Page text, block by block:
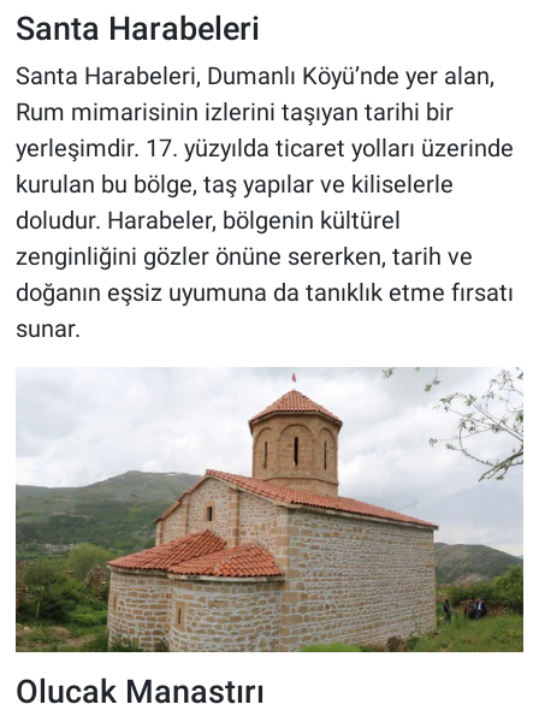
Santa Harabeleri
Santa Harabeleri, Dumanlı Köyü’nde yer alan,
Rum mimarisinin izlerini taşıyan tarihi bir
yerleşimdir. 17. yüzyılda ticaret yolları üzerinde
kurulan bu bölge, taş yapılar ve kiliselerle
doludur. Harabeler, bölgenin kültürel
zenginliğini gözler önüne sererken, tarih ve
doğanın eşsiz uyumuna da tanıklık etme fırsatı
sunar.
Olucak Manastırı